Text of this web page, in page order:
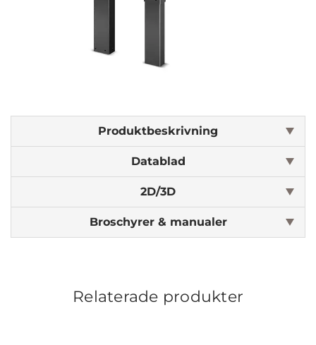
Produktbeskrivning
Datablad
2D/3D
Broschyrer & manualer
Relaterade produkter